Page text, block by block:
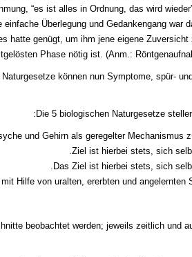
“es ist alles in Ordnung, das wird
einfache Überlegung und Gedankengang
hatte genügt, um ihm jene eigene
Phase nötig ist. (Anm.:
können nun Symptome, spür-
Die 5 biologischen Naturgesetze
und Gehirn als geregelter
Ziel ist hierbei stets, sich
Das Ziel ist hierbei stets, sich
Hilfe von uralten, ererbten und
beobachtet werden; jeweils zeitlich